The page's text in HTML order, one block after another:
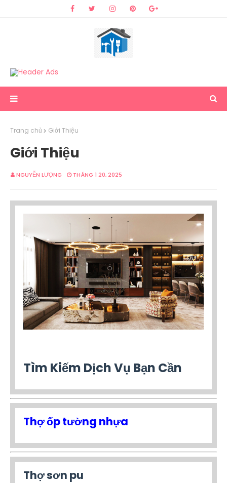
Trang chủ Giới Thiệu
Giới Thiệu
NGUYỄN LƯỢNG THÁNG 1 20, 2025
Tìm Kiếm Dịch Vụ Bạn Cần
Thợ ốp tường nhựa
Thợ sơn pu